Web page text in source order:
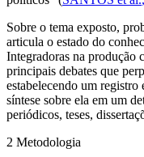
Sobre o tema exposto,
articula o estado do
Integradoras na produção
principais debates que
estabelecendo um
síntese sobre ela em um
periódicos, teses,
2 Metodologia